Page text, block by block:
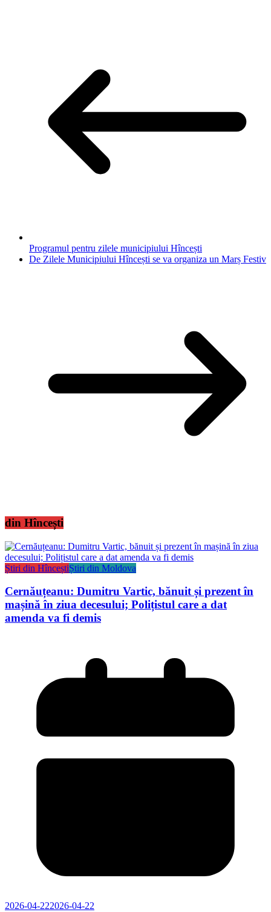
Programul pentru zilele municipiului Hîncești
De Zilele Municipiului Hîncești se va organiza un Marș Festiv
din Hîncești
Știri din HînceștiȘtiri din Moldova
Cernăuțeanu: Dumitru Vartic, bănuit și prezent în
mașină în ziua decesului; Polițistul care a dat
amenda va fi demis
2026-04-222026-04-22